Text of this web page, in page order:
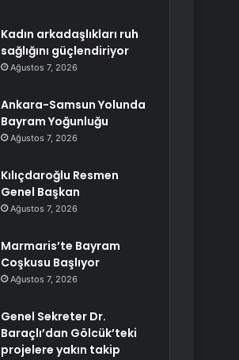
Kadın arkadaşlıkları ruh
sağlığını güçlendiriyor
Ağustos 7, 2026
Ankara-Samsun Yolunda
Bayram Yoğunluğu
Ağustos 7, 2026
Kılıçdaroğlu Resmen
Genel Başkan
Ağustos 7, 2026
Marmaris’te Bayram
Coşkusu Başlıyor
Ağustos 7, 2026
Genel Sekreter Dr.
Baraçlı’dan Gölcük’teki
projelere yakın takip